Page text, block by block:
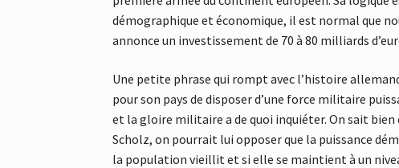
démographique et économique, il est normal que
annonce un investissement de 70 à 80 milliards
Une petite phrase qui rompt avec l’histoire
pour son pays de disposer d’une force militaire
et la gloire militaire a de quoi inquiéter. On sait
Scholz, on pourrait lui opposer que la puissance
la population vieillit et si elle se maintient à un